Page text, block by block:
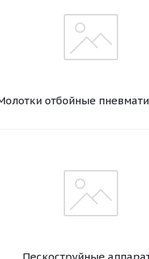
отбойные